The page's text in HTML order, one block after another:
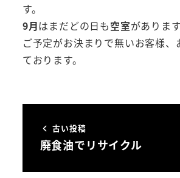
す。
9月はまだどの日も空室があります
ご予定がお決まりで無いお客様、
ております。
古い投稿
廃食油でリサイクル